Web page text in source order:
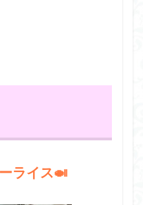
ライス🍛